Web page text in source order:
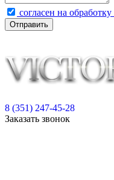
согласен на
Отправить
8 (351) 247-45-28
Заказать звонок